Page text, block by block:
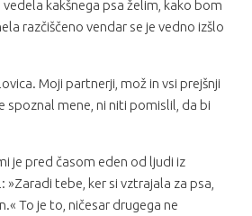
kakšnega psa želim, kako bom
razčiščeno vendar se je vedno izšlo
Moji partnerji, mož in vsi prejšnji
spoznal mene, ni niti pomislil, da bi
je pred časom eden od ljudi iz
»Zaradi tebe, ker si vztrajala za psa,
To je to, ničesar drugega ne